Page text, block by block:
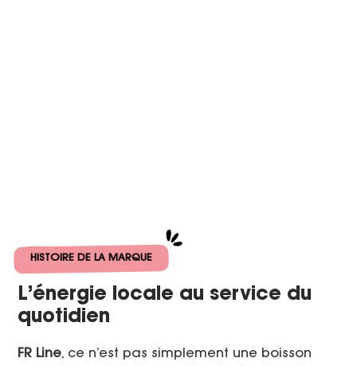
HISTOIRE DE LA MARQUE
L’énergie locale au service du
quotidien
FR Line, ce n’est pas simplement une boisson